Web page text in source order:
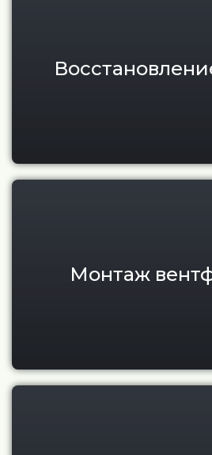
Монтаж